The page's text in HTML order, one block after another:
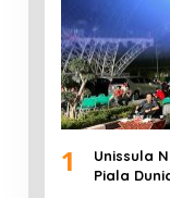
1
Unissula
Piala